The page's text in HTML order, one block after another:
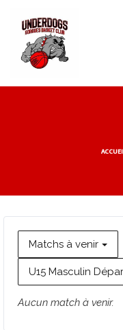
Matchs à venir
U15 Masculin
Aucun match à venir.